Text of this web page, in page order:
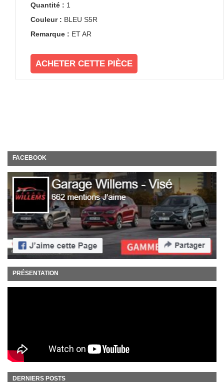
Quantité : 1
Couleur : BLEU S5R
Remarque : ET AR
ACHETER CETTE PIÈCE
FACEBOOK
PRÉSENTATION
DERNIERS POSTS